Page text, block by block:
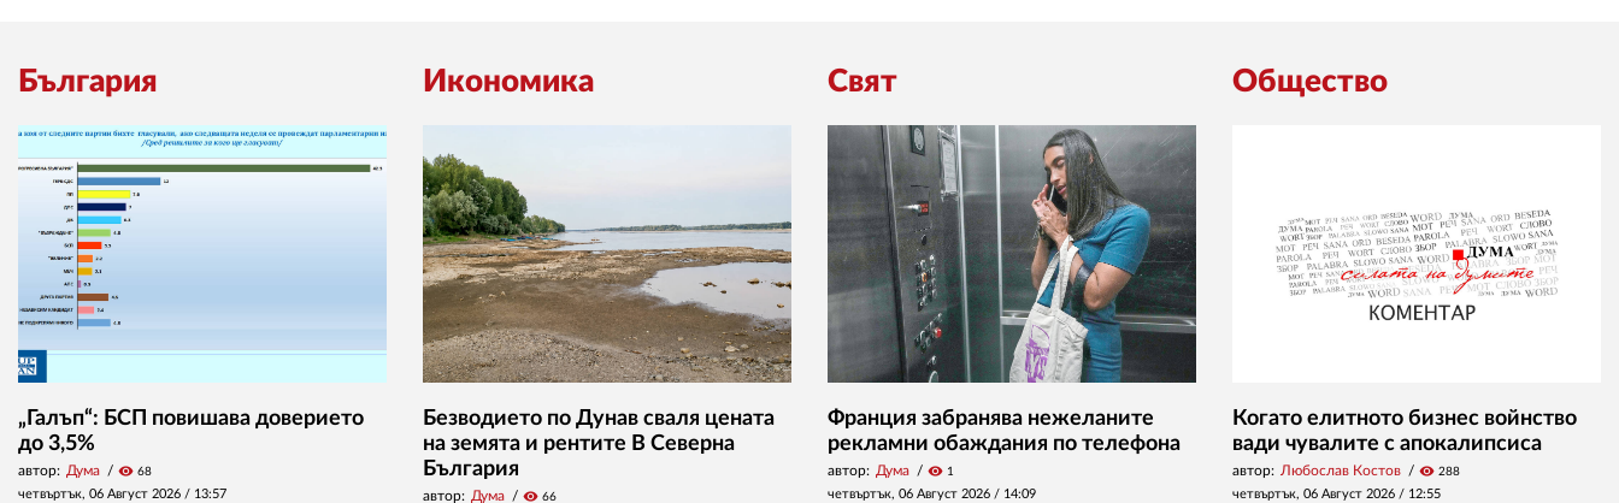
България
„Галъп“: БСП повишава доверието
до 3,5%
автор: Дума visibility 68
четвъртък, 06 Август 2026 / 13:57
Икономика
Безводието по Дунав сваля цената
на земята и рентите В Северна
България
автор: Дума visibility 66
Свят
Франция забранява нежеланите
рекламни обаждания по телефона
автор: Дума visibility 1
четвъртък, 06 Август 2026 / 14:09
Общество
Когато елитното бизнес войнство
вади чувалите с апокалипсиса
автор: Любослав Костов visibility 288
четвъртък, 06 Август 2026 / 12:55